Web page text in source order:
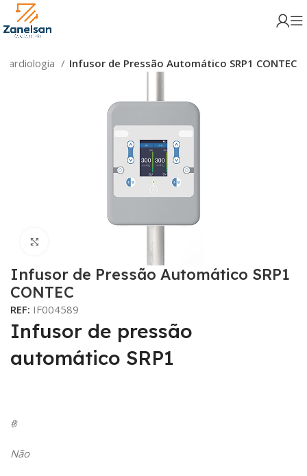
Cardiologia Infusor de Pressão Automático SRP1 CONTEC
Infusor de Pressão Automático SRP1
CONTEC
REF: IF004589
Infusor de pressão
automático SRP1
ꁆ
Não